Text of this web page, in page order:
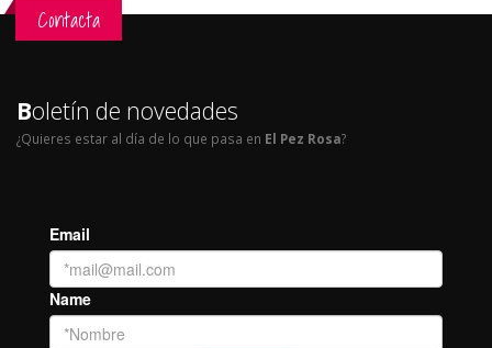
Contacta
Boletín de novedades
¿Quieres estar al día de lo que pasa en El Pez Rosa?